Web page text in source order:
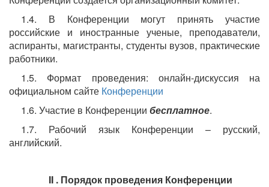
1.4. В Конференции могут принять участие
российские и иностранные ученые, преподаватели,
аспиранты, магистранты, студенты вузов, практические
работники.
1.5. Формат проведения: онлайн-дискуссия на
официальном сайте Конференции
1.6. Участие в Конференции бесплатное.
1.7. Рабочий язык Конференции – русский,
английский.
II . Порядок проведения Конференции